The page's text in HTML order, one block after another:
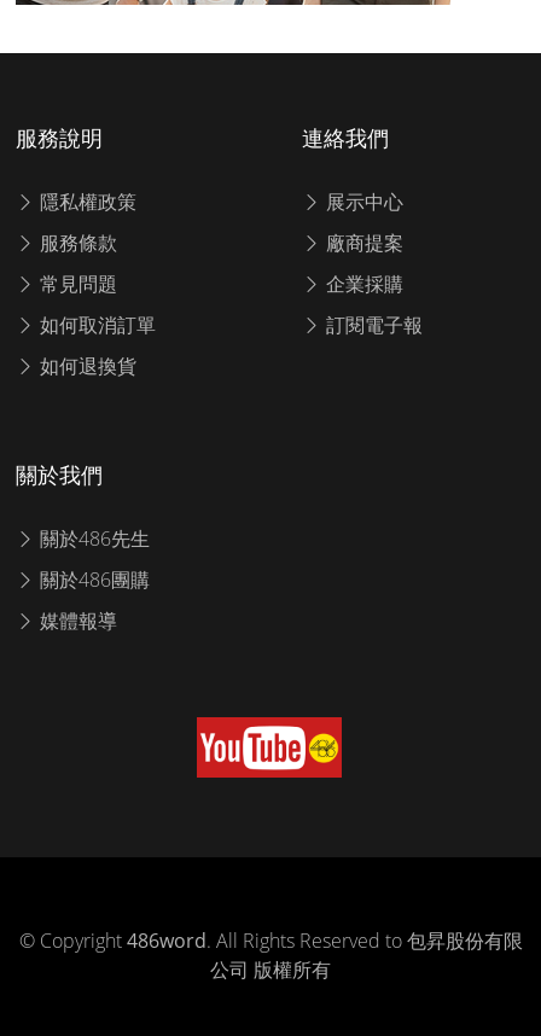
服務說明
隱私權政策
服務條款
常見問題
如何取消訂單
如何退換貨
連絡我們
展示中心
廠商提案
企業採購
訂閱電子報
關於我們
關於486先生
關於486團購
媒體報導
© Copyright486word. All Rights Reserved to 包昇股份有限
公司 版權所有